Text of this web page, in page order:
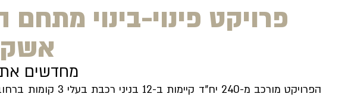
פרויקט פינוי-בינוי
מחדשים